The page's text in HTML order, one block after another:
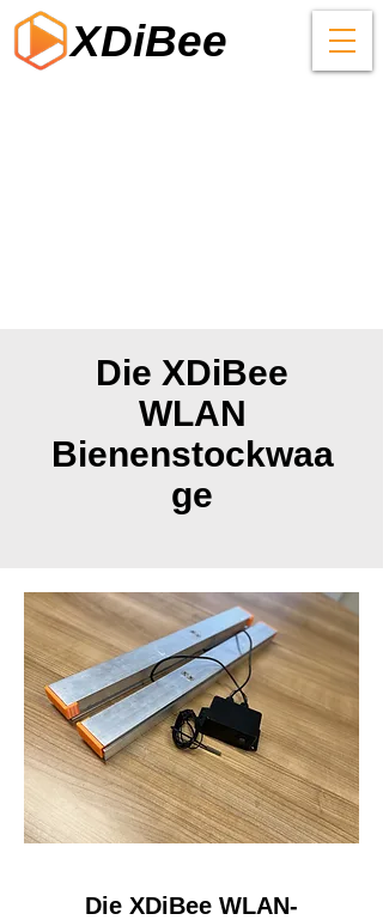
XDiBee
Die XDiBee
WLAN
Bienenstockwaa
ge
Die XDiBee WLAN-